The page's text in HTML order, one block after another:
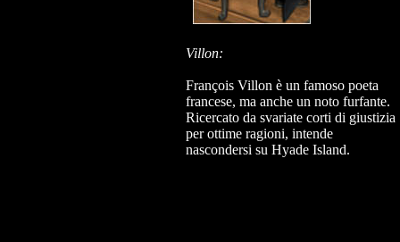
Villon:
François Villon è un famoso poeta
francese, ma anche un noto furfante.
Ricercato da svariate corti di giustizia
per ottime ragioni, intende
nascondersi su Hyade Island.